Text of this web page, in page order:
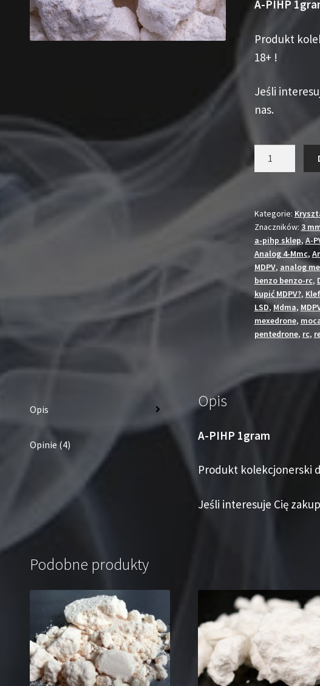
klientów
A-PIHP
Produkt
18+ !
Jeśli
nas.
ilość
A-
Kategorie:
Znaczników: 3
a-pihp sklep, A-
Analog 4-Mmc,
MDPV, analog
benzo benzo-rc,
kupić MDPV?, Klef
LSD,Mdma,
mexedrone,
pentedrone, rc,
Opis
Opinie (4)
Opis
A-PIHP 1gram
Produkt kolekcjonerski
Jeśli interesuje Cię
Podobne produkty